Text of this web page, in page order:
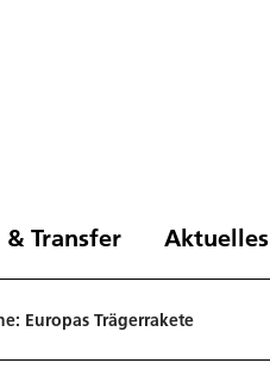
& Transfer Aktuelles
Eu­ro­pas Trägerrakete